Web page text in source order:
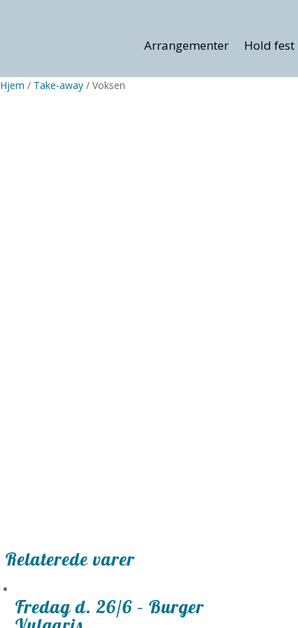
Arrangementer Hold fest
Hjem / Take-away / Voksen
Relaterede varer
Fredag d. 26/6 – Burger